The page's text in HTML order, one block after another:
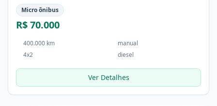
Micro ônibus
R$ 70.000
400.000 km
manual
4x2
diesel
Ver Detalhes